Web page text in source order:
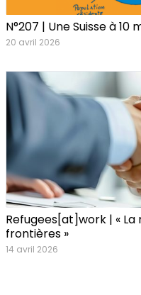
N°207 | Une Suisse à 10
20 avril 2026
Refugees[at]work | «
frontières »
14 avril 2026